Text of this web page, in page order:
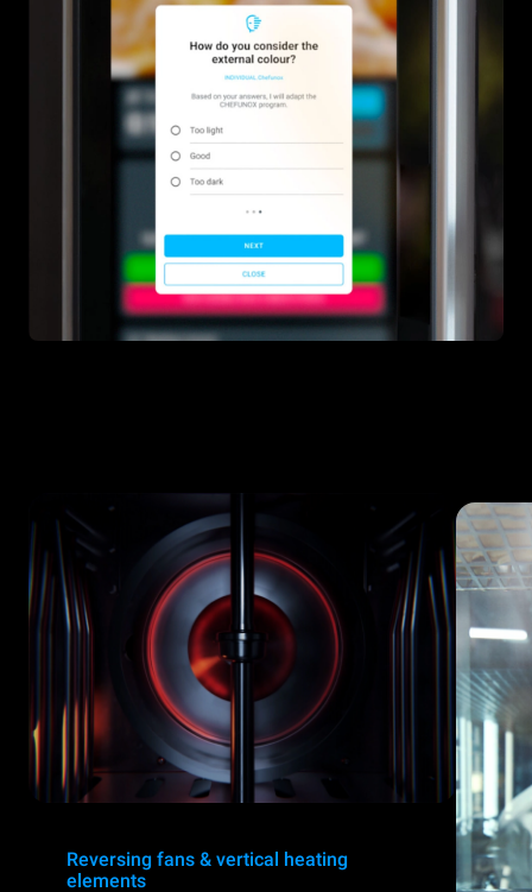
Reversing fans & vertical heating
elements